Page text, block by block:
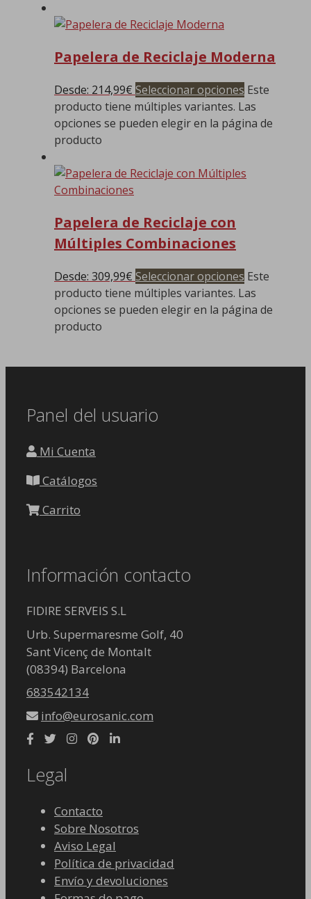
Papelera de Reciclaje Moderna
Desde: 214,99€ Seleccionar opciones Este
producto tiene múltiples variantes. Las
opciones se pueden elegir en la página de
producto
Papelera de Reciclaje con
Múltiples Combinaciones
Desde: 309,99€ Seleccionar opciones Este
producto tiene múltiples variantes. Las
opciones se pueden elegir en la página de
producto
Panel del usuario
Mi Cuenta
Catálogos
Carrito
Información contacto
FIDIRE SERVEIS S.L
Urb. Supermaresme Golf, 40
Sant Vicenç de Montalt
(08394) Barcelona
683542134
info@eurosanic.com
Legal
Contacto
Sobre Nosotros
Aviso Legal
Política de privacidad
Envío y devoluciones